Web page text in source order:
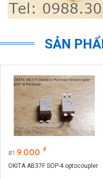
SẢN
1 9.000 ₫
OKITA AB37F SOP-4 optocoupler